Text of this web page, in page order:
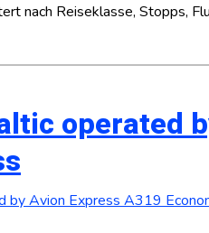
nach Reiseklasse, Stopps,
operated